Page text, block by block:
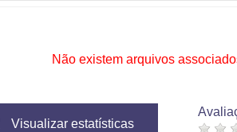
Não existem arquivos
Visualizar estatísticas